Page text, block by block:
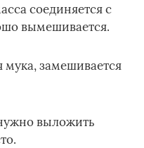
соединяется с
вымешивается.
мука, замешивается
выложить